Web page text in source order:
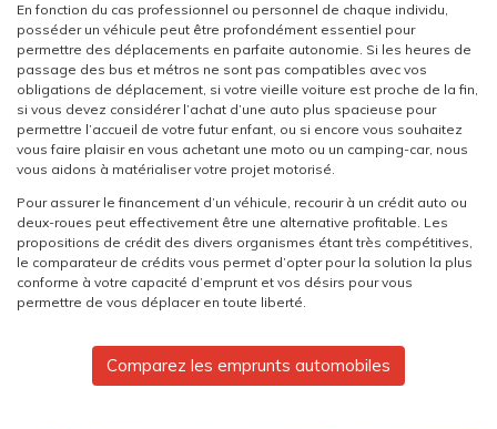
En fonction du cas professionnel ou personnel de chaque individu,
posséder un véhicule peut être profondément essentiel pour
permettre des déplacements en parfaite autonomie. Si les heures de
passage des bus et métros ne sont pas compatibles avec vos
obligations de déplacement, si votre vieille voiture est proche de la fin,
si vous devez considérer l’achat d’une auto plus spacieuse pour
permettre l’accueil de votre futur enfant, ou si encore vous souhaitez
vous faire plaisir en vous achetant une moto ou un camping-car, nous
vous aidons à matérialiser votre projet motorisé.
Pour assurer le financement d’un véhicule, recourir à un crédit auto ou
deux-roues peut effectivement être une alternative profitable. Les
propositions de crédit des divers organismes étant très compétitives,
le comparateur de crédits vous permet d’opter pour la solution la plus
conforme à votre capacité d’emprunt et vos désirs pour vous
permettre de vous déplacer en toute liberté.
Comparez les emprunts automobiles